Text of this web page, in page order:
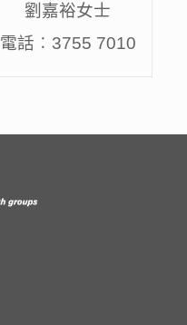
劉嘉裕女士
電話︰3755 7010